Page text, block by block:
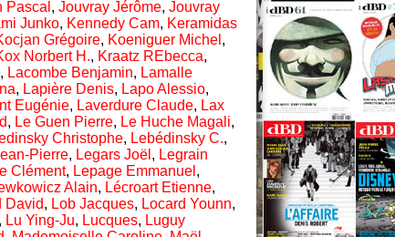
Pascal , Jouvray Jérôme, Jouvray
Junko, Kennedy Cam, Keramidas
Grégoire, Koeniguer Michel ,
Norbert H., Kraatz REbecca,
, Lacombe Benjamin, Lamalle
, Lapière Denis, Lapo Alessio,
Eugénie, Laverdure Claude, Lax
, Le Guen Pierre, Le Huche Magali,
Christophe, Lebédinsky C.,
Pierre, Legars Joël , Legrain
Clément, Lepage Emmanuel ,
Alain, Lécroart Etienne,
David, Lob Jacques, Locard Younn,
, Lu Ying-Ju, Lucques, Luguy